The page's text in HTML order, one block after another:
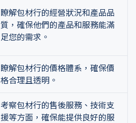
瞭解包材行的經營狀況和產品品
質，確保他們的產品和服務能滿
足您的需求。
瞭解包材行的價格體系，確保價
格合理且透明。
考察包材行的售後服務、技術支
援等方面，確保能提供良好的服